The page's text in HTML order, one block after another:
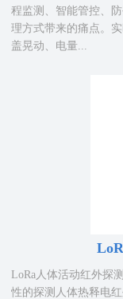
程监测、智能管控、
理方式带来的痛点。
盖晃动、电量...
LoRa人体活动红外探
性的探测人体热释电